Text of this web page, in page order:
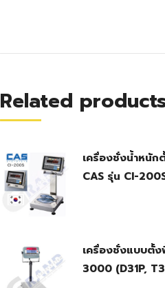
Related
เครื่องชั่งน้ำหนั
CAS รุ่น CI-
เครื่องชั่งแบบตั้
3000 (D31P,